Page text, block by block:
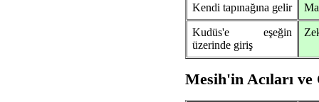
Kendi tapınağına gelir
Kudüs'e eşeğin
üzerinde giriş
Mesih'in Acıları